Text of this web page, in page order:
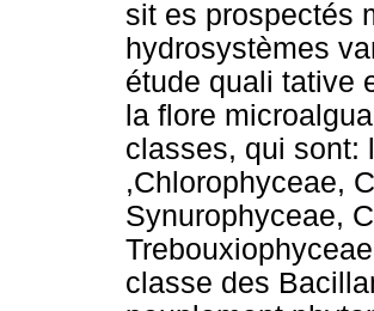
sit es prospectés
hydrosystèmes
étude quali tative
la flore
classes, qui sont:
,Chlorophyceae,
Synurophyceae,
classe des